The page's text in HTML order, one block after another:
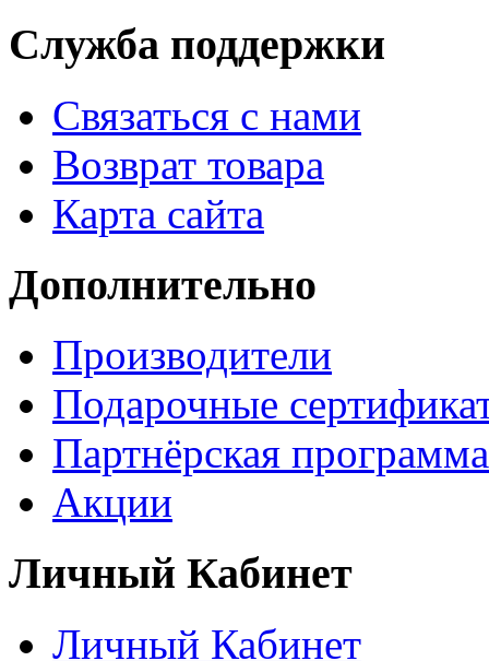
Служба поддержки
Связаться с нами
Возврат товара
Карта сайта
Дополнительно
Производители
Подарочные
Партнёрская программа
Акции
Личный Кабинет
Личный Кабинет